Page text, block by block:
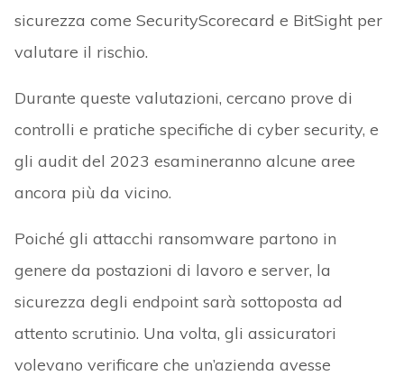
sicurezza come SecurityScorecard e BitSight per
valutare il rischio.
Durante queste valutazioni, cercano prove di
controlli e pratiche specifiche di cyber security, e
gli audit del 2023 esamineranno alcune aree
ancora più da vicino.
Poiché gli attacchi ransomware partono in
genere da postazioni di lavoro e server, la
sicurezza degli endpoint sarà sottoposta ad
attento scrutinio. Una volta, gli assicuratori
volevano verificare che un’azienda avesse